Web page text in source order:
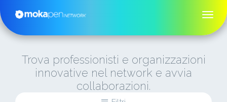
Trova professionisti e organizzazioni
innovative nel network e avvia
collaborazioni.